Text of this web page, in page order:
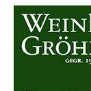
Hauptinhalt
Zur Suche
Zur